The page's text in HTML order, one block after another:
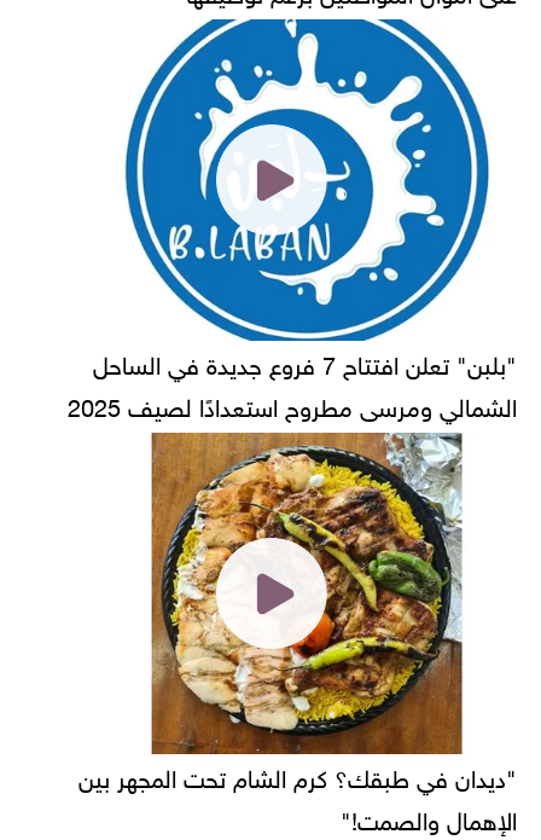
"بلبن" تعلن افتتاح 7 فروع جديدة في الساحل
الشمالي ومرسى مطروح استعدادًا لصيف 2025
"ديدان في طبقك؟ كرم الشام تحت المجهر بين
الإهمال والصمت!"